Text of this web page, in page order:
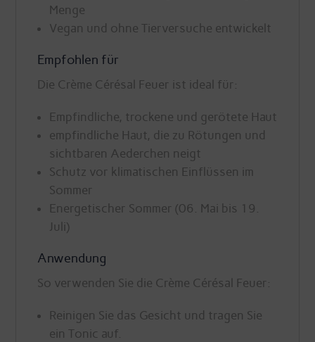
Menge
Vegan und ohne Tierversuche entwickelt
Empfohlen für
Die Crème Cérésal Feuer ist ideal für:
Empfindliche, trockene und gerötete Haut
empfindliche Haut, die zu Rötungen und
sichtbaren Aederchen neigt
Schutz vor klimatischen Einflüssen im
Sommer
Energetischer Sommer (06. Mai bis 19.
Juli)
Anwendung
So verwenden Sie die Crème Cérésal Feuer:
Reinigen Sie das Gesicht und tragen Sie
ein Tonic auf.